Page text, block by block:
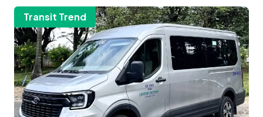
Transit Trend